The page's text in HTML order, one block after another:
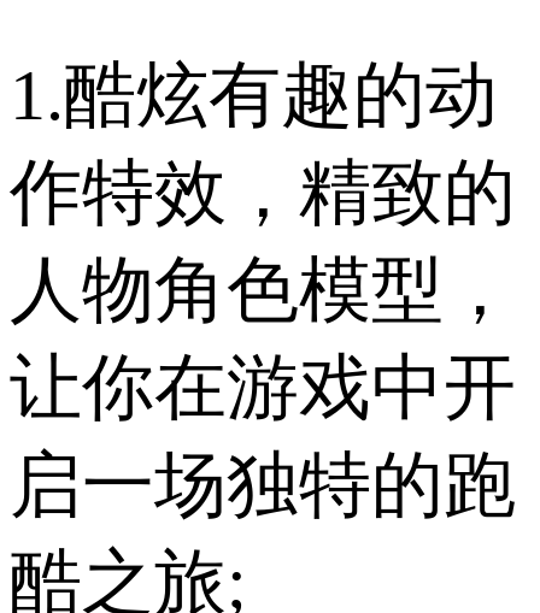
1.酷炫有趣的动
作特效，精致的
人物角色模型，
让你在游戏中开
启一场独特的跑
酷之旅;